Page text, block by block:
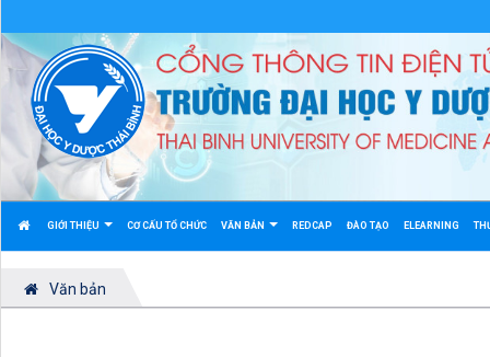
GIỚI THIỆU CƠ CẤU TỔ CHỨC VĂN BẢN REDCAP ĐÀO TẠO ELEARNING
Văn bản